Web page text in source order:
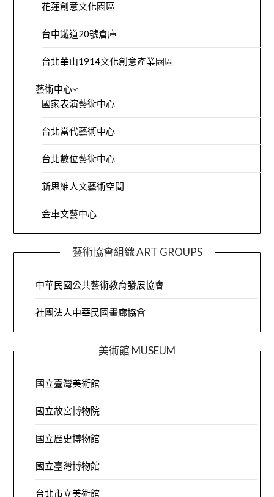
花蓮創意文化園區
台中鐵道20號倉庫
台北華山1914文化創意產業園區
藝術中心
國家表演藝術中心
台北當代藝術中心
台北數位藝術中心
新思維人文藝術空間
金車文藝中心
藝術協會組織 ART GROUPS
中華民國公共藝術教育發展協會
社團法人中華民國畫廊協會
美術館 MUSEUM
國立臺灣美術館
國立故宮博物院
國立歷史博物館
國立臺灣博物館
台北市立美術館